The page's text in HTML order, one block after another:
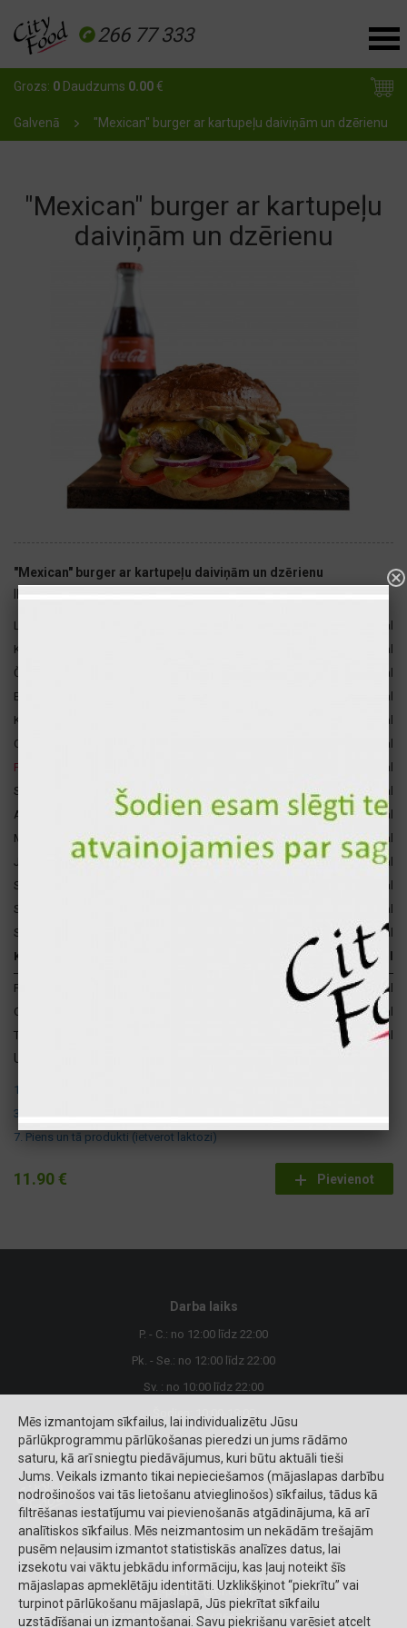
266 77 333
Grozs: 0 Daudzums 0.00€
Galvenā "Mexican" burger ar kartupeļu daiviņām un dzērienu
"Mexican" burger ar kartupeļu
daiviņām un dzērienu
"Mexican" burger ar kartupeļu daiviņām un dzērienu
Liellopa antrekots (medium rare)
350 kcal
Kartupeļu daiviņas
280 kcal
Čedaras siers
201 kcal
Briošs bulciņa
109 kcal
Kečups
54 kcal
Coca-cola 0.33
53 kcal
Fanta 0.33
53 kcal
Sprite 0.33
110 gr
53 kcal
Asā mērce
20 gr
26 kcal
Marinēti gurķi
30 gr
22 kcal
Jalapeno
30 gr
12 kcal
Svaigs tomāts
6 kcal
Sarkanie sīpoli
5 kcal
Salāti aisberg
4 kcal
Kopā par 1 gb.
1075 gr 1229 kcal
Proteīni 70 gr
278 kcal
Ogļhidrāti
590 kcal
Tauki
361 kcal
Uzmanību ! Šajā produktā atrodas šādi alergēni:
1. Labība, kas satur lipekli
3. Olas un to produkti.
7. Piens un tā produkti (ietverot laktozi)
11.90 € Pievienot
Darba laiks
P. - C.: no 12:00 līdz 22:00
Pk. - Se.: no 12:00 līdz 22:00
Sv. : no 10:00 līdz 22:00
© 2026 CityFood.lv
Riga (Piegāde - Pasūtījumu saņemšana)
E-pasts: .@cf.com
Tel. 26677333: 26677333 / 26677333 / 26677333
Mēs izmantojam sīkfailus, lai individualizētu Jūsu
pārlūkprogrammu pārlūkošanas pieredzi un jums rādāmo
saturu, kā arī sniegtu piedāvājumus, kuri būtu aktuāli tieši
Jums. Veikals izmanto tikai nepieciešamos (mājaslapas darbību
nodrošinošos vai tās lietošanu atvieglinošos) sīkfailus, tādus kā
filtrēšanas iestatījumu vai pievienošanās atgādinājuma, kā arī
analītiskos sīkfailus. Mēs neizmantosim un nekādām trešajām
pusēm neļausim izmantot statistiskās analīzes datus, lai
izsekotu vai vāktu jebkādu informāciju, kas ļauj noteikt šīs
mājaslapas apmeklētāju identitāti. Uzklikšķinot “piekrītu” vai
turpinot pārlūkošanu mājaslapā, Jūs piekrītat sīkfailu
uzstādīšanai un izmantošanai. Savu piekrišanu varēsiet atcelt